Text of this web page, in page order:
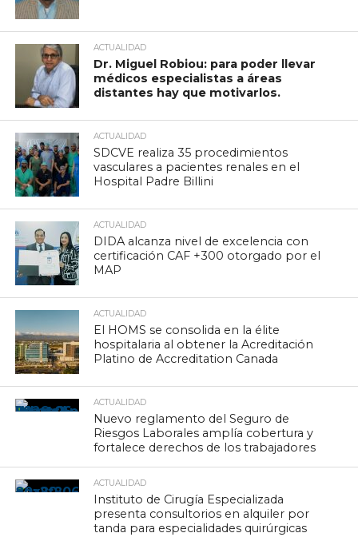
ACTUALIDAD
Dr. Miguel Robiou: para poder llevar
médicos especialistas a áreas
distantes hay que motivarlos.
ACTUALIDAD
SDCVE realiza 35 procedimientos
vasculares a pacientes renales en el
Hospital Padre Billini
ACTUALIDAD
DIDA alcanza nivel de excelencia con
certificación CAF +300 otorgado por el
MAP
ACTUALIDAD
El HOMS se consolida en la élite
hospitalaria al obtener la Acreditación
Platino de Accreditation Canada
ACTUALIDAD
Nuevo reglamento del Seguro de
Riesgos Laborales amplía cobertura y
fortalece derechos de los trabajadores
ACTUALIDAD
Instituto de Cirugía Especializada
presenta consultorios en alquiler por
tanda para especialidades quirúrgicas